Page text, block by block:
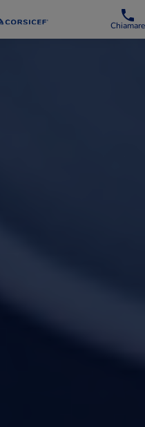
Chiamare